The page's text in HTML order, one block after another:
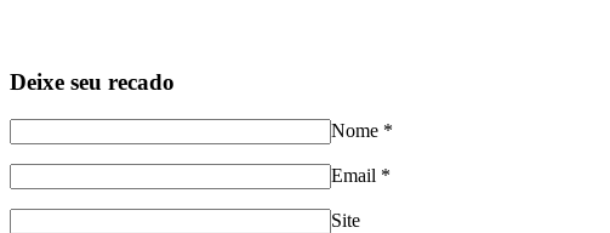
Deixe seu recado
Nome *
Email *
Site